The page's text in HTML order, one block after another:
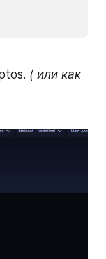
( или как